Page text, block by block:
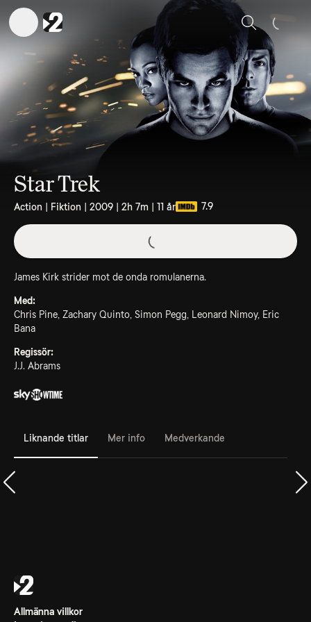
Sök
Star Trek
Action | Fiktion | 2009 | 2h 7m | 11 år 7.9
James Kirk strider mot de onda romulanerna.
Med:
Chris Pine, Zachary Quinto, Simon Pegg, Leonard Nimoy, Eric
Bana
Regissör:
J.J. Abrams
Liknande titlar Mer info Medverkande
Allmänna villkor